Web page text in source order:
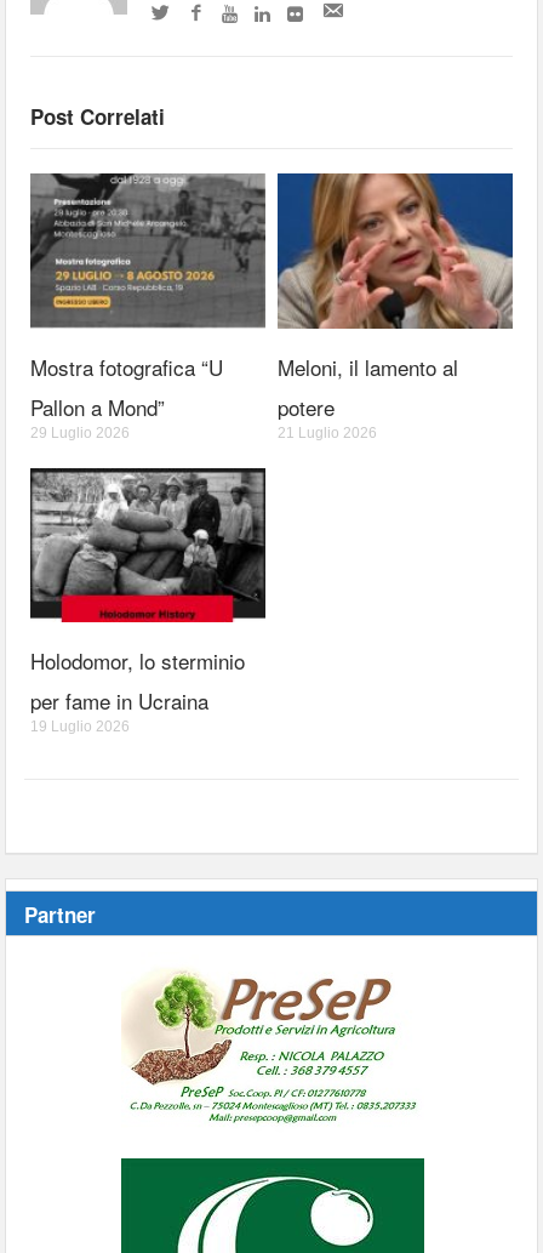
Post Correlati
Mostra fotografica “U
Pallon a Mond”
29 Luglio 2026
Meloni, il lamento al
potere
21 Luglio 2026
Holodomor, lo sterminio
per fame in Ucraina
19 Luglio 2026
Partner